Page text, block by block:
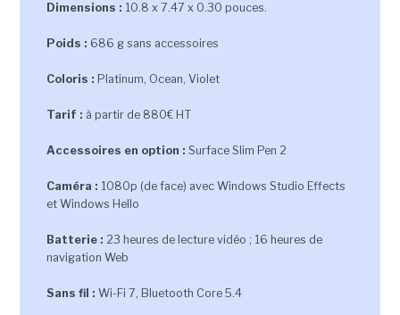
Dimensions : 10.8 x 7.47 x 0.30 pouces.
Poids : 686 g sans accessoires
Coloris : Platinum, Ocean, Violet
Tarif : à partir de 880€ HT
Accessoires en option : Surface Slim Pen 2
Caméra : 1080p (de face) avec Windows Studio Effects
et Windows Hello
Batterie : 23 heures de lecture vidéo ; 16 heures de
navigation Web
Sans fil : Wi-Fi 7, Bluetooth Core 5.4